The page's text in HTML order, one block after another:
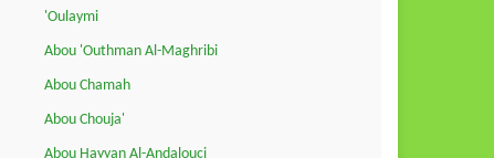
'Oulaymi
Abou 'Outhman Al-Maghribi
Abou Chamah
Abou Chouja'
Abou Hayyan Al-Andalouçi